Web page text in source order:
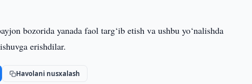
bozorida yanada faol targ‘ib etish va ushbu yo‘nalishda
erishdilar.
Havolani nusxalash